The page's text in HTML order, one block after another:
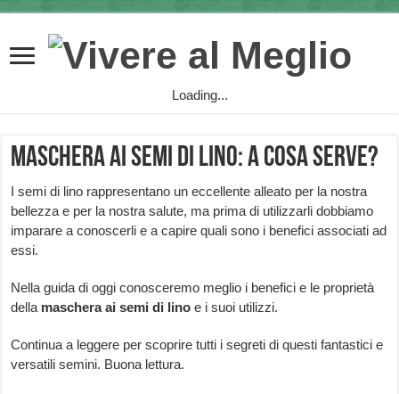
Loading...
Maschera ai semi di lino: a cosa serve?
I semi di lino rappresentano un eccellente alleato per la nostra
bellezza e per la nostra salute, ma prima di utilizzarli dobbiamo
imparare a conoscerli e a capire quali sono i benefici associati ad
essi.
Nella guida di oggi conosceremo meglio i benefici e le proprietà
della maschera ai semi di lino e i suoi utilizzi.
Continua a leggere per scoprire tutti i segreti di questi fantastici e
versatili semini. Buona lettura.